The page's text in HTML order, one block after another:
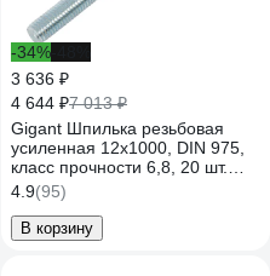
-34%
3 636 ₽
4 644 ₽7 013 ₽
Gigant Шпилька резьбовая
усиленная 12x1000, DIN 975,
класс прочности 6,8, 20 шт.
GTR-68121000/20
4.9(95)
В корзину